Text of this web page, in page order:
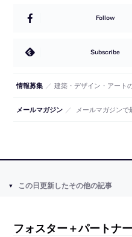
Follow
Subscribe
情報募集 ／ 建築・デザイン・アート
メールマガジン ／ メールマガジンで
この日更新したその他の記事
フォスター＋パートナー